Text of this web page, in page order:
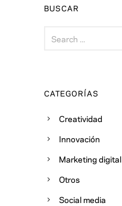
BUSCAR
CATEGORÍAS
Creatividad
Innovación
Marketing digital
Otros
Social media